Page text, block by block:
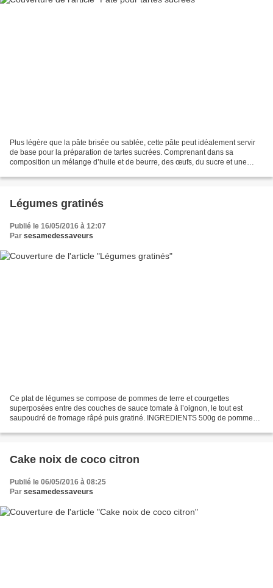
Plus légère que la pâte brisée ou sablée, cette pâte peut idéalement servir
de base pour la préparation de tartes sucrées. Comprenant dans sa
composition un mélange d’huile et de beurre, des œufs, du sucre et une
Légumes gratinés
Publié le 16/05/2016 à 12:07
Par sesamedessaveurs
Ce plat de légumes se compose de pommes de terre et courgettes
superposées entre des couches de sauce tomate à l’oignon, le tout est
saupoudré de fromage râpé puis gratiné. INGREDIENTS 500g de pommes
Cake noix de coco citron
Publié le 06/05/2016 à 08:25
Par sesamedessaveurs